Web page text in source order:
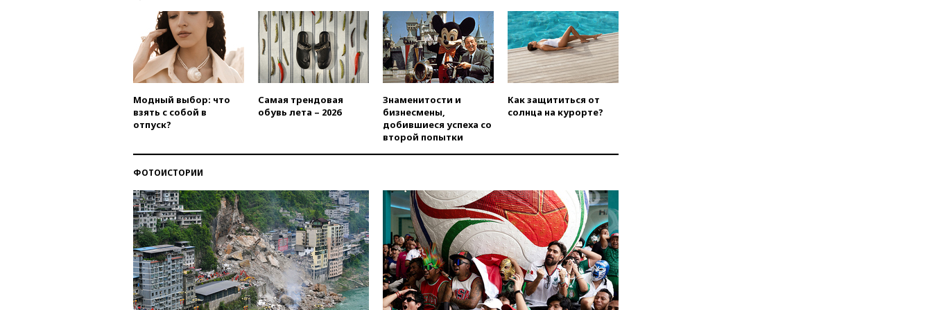
склад маркетплейса Rozetka
сгорел под Киевом
вчера, 18:35Джаред Лето
лишился роли в фильме
Барри Левинсона на фоне
вчера, 18:28 Выборы ректора
ГИТИСа перенесены на «после
вчера, 18:15Путин указал на
вчера, 17:58ЕС отменил
временную защиту для
военнообязанных украинцев
вчера, 17:45 Шуваев сообщил
об учащении атак ВСУ на
Белгородскую область
вчера, 17:35Шуваев за два с
Модный выбор: что
взять с собой в
отпуск?
Самая трендовая
обувь лета – 2026
Знаменитости и
бизнесмены,
добившиеся успеха со
второй попытки
Как защититься от
солнца на курорте?
ФОТОИСТОРИИ